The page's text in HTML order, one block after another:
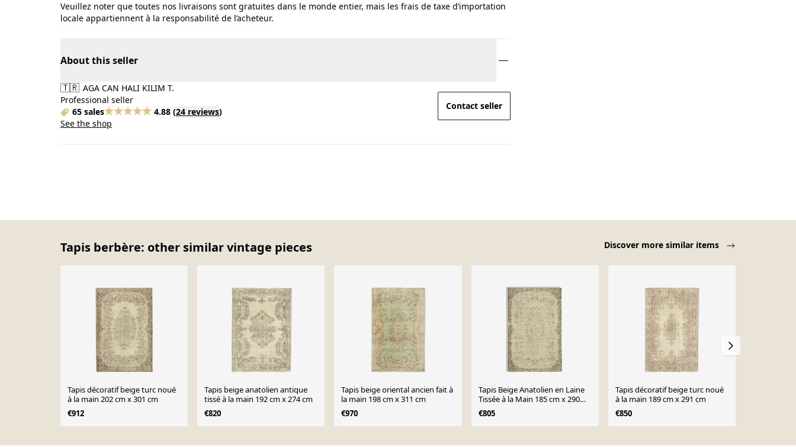
Veuillez noter que toutes nos livraisons sont gratuites dans le monde entier, mais les frais de taxe d’importation
locale appartiennent à la responsabilité de l’acheteur.
About this seller
🇹🇷 AGA CAN HALI KILIM T.
Professional seller
65 sales
4.88 (24 reviews)
See the shop
Contact seller
Tapis berbère: other similar vintage pieces Discover more similar items
Tapis décoratif beige turc noué
à la main 202 cm x 301 cm
€912
Tapis beige anatolien antique
tissé à la main 192 cm x 274 cm
€820
Tapis beige oriental ancien fait à
la main 198 cm x 311 cm
€970
Tapis Beige Anatolien en Laine
Tissée à la Main 185 cm x 290
cm - 38990
€805
Tapis décoratif beige turc noué
à la main 189 cm x 291 cm
€850